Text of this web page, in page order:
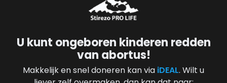
U kunt ongeboren kinderen redden
van abortus!
Makkelijk en snel doneren kan via iDEAL. Wilt u